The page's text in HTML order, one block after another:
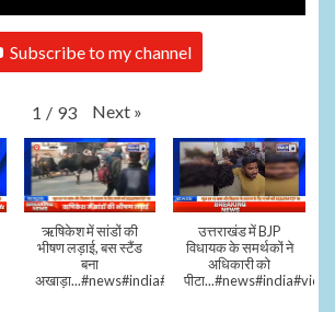
Subscribe to my channel
1 / 93 Next »
ऋषिकेश में सांडों की
भीषण लड़ाई, बस स्टैंड
बना
अखाड़ा...#news#india#video#viral
उत्तराखंड में BJP
विधायक के समर्थकों ने
अधिकारी को